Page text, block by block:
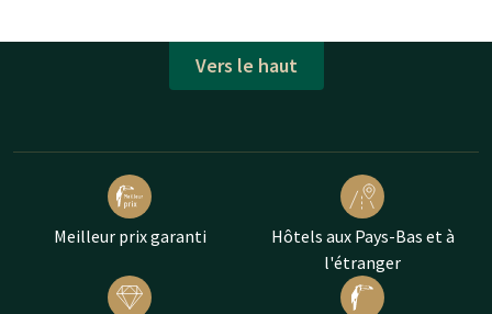
Vers le haut
Meilleur prix garanti
Hôtels aux Pays-Bas et à
l'étranger